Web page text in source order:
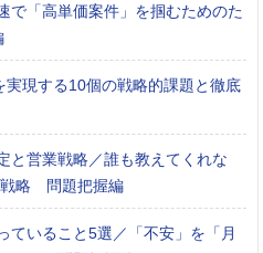
で「高単価案件」を掴むためのた
実現する10個の戦略的課題と徹底
と営業戦略／誰も教えてくれな
戦略 問題把握編
ていること5選／「不安」を「月